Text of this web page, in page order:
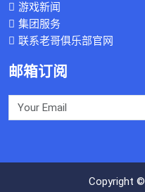
游戏新闻
集团服务
联系老哥俱乐部官网
邮箱订阅
Copyright ©